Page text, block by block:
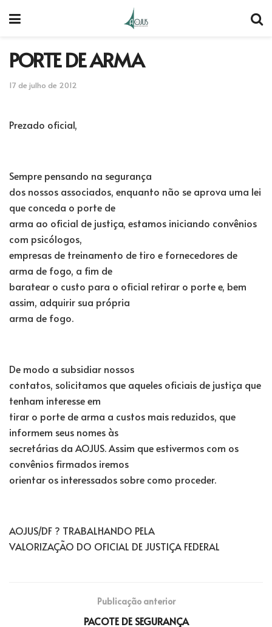
PORTE DE ARMA
17 de julho de 2012
Prezado oficial,
Sempre pensando na segurança
dos nossos associados, enquanto não se aprova uma lei
que conceda o porte de
arma ao oficial de justiça, estamos iniciando convênios
com psicólogos,
empresas de treinamento de tiro e fornecedores de
arma de fogo, a fim de
baratear o custo para o oficial retirar o porte e, bem
assim, adquirir sua própria
arma de fogo.
De modo a subsidiar nossos
contatos, solicitamos que aqueles oficiais de justiça que
tenham interesse em
tirar o porte de arma a custos mais reduzidos, que
informem seus nomes às
secretárias da AOJUS. Assim que estivermos com os
convênios firmados iremos
orientar os interessados sobre como proceder.
AOJUS/DF ? TRABALHANDO PELA
VALORIZAÇÃO DO OFICIAL DE JUSTIÇA FEDERAL
Publicação anterior
PACOTE DE SEGURANÇA